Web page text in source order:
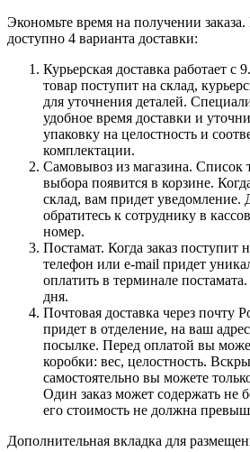
Экономьте время на получении
доступно 4 варианта доставки:
Курьерская доставка работает с
товар поступит на склад,
для уточнения деталей.
удобное время доставки и
упаковку на целостность и
комплектации.
Самовывоз из магазина. Список
выбора появится в корзине.
склад, вам придет уведомление.
обратитесь к сотруднику в
номер.
Постамат. Когда заказ поступит
телефон или e-mail придет
оплатить в терминале
дня.
Почтовая доставка через почту
придет в отделение, на ваш
посылке. Перед оплатой вы
коробки: вес, целостность.
самостоятельно вы можете
Один заказ может содержать не
его стоимость не должна
Дополнительная вкладка для